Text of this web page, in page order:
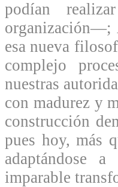
podían
organización—;
esa nueva
complejo
nuestras
con madurez y
construcción
pues hoy, más
adaptándose
imparable